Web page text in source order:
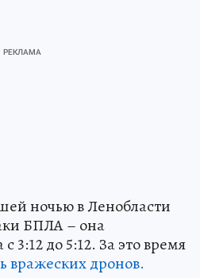
ночью в Ленобласти
БПЛА – она
3:12 до 5:12. За это время
вражеских дронов.